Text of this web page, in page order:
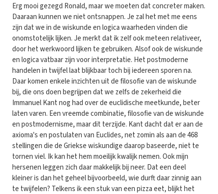
Erg mooi gezegd Ronald, maar we moeten dat concreter maken.
Daaraan kunnen we niet ontsnappen. Je zal het met me eens
zijn dat we in de wiskunde en logica waarheden vinden die
onomstotelijk lijken. Je merkt dat ik zelf ook meteen relativeer,
door het werkwoord lijken te gebruiken. Alsof ook de wiskunde
en logica vatbaar zijn voor interpretatie. Het postmoderne
handelen in twijfel laat blijkbaar toch bij iedereen sporen na.
Daar komen enkele inzichten uit de filosofie van de wiskunde
bij, die ons doen begrijpen dat we zelfs de zekerheid die
Immanuel Kant nog had over de euclidische meetkunde, beter
laten varen. Een vreemde combinatie, filosofie van de wiskunde
en postmodernisme, maar dit terzijde. Kant dacht dat er aan de
axioma's en postulaten van Euclides, net zomin als aan de 468
stellingen die de Griekse wiskundige daarop baseerde, niet te
tornen viel. Ik kan het hem moeilijk kwalijk nemen. Ook mijn
hersenen leggen zich daar makkelijk bij neer. Dat een deel
kleiner is dan het geheel bijvoorbeeld, wie durft daar zinnig aan
te twijfelen? Telkens ik een stuk van een pizza eet, blijkt het